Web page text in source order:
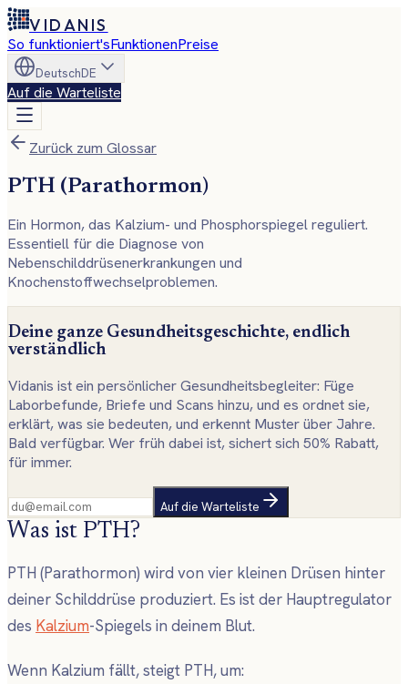
VIDANIS
So funktioniert'sFunktionenPreise
DeutschDE
Auf die Warteliste
Zurück zum Glossar
PTH (Parathormon)
Ein Hormon, das Kalzium- und Phosphorspiegel reguliert.
Essentiell für die Diagnose von
Nebenschilddrüsenerkrankungen und
Knochenstoffwechselproblemen.
Deine ganze Gesundheitsgeschichte, endlich
verständlich
Vidanis ist ein persönlicher Gesundheitsbegleiter: Füge
Laborbefunde, Briefe und Scans hinzu, und es ordnet sie,
erklärt, was sie bedeuten, und erkennt Muster über Jahre.
Bald verfügbar. Wer früh dabei ist, sichert sich 50% Rabatt,
für immer.
Auf die Warteliste
Was ist PTH?
PTH (Parathormon) wird von vier kleinen Drüsen hinter
deiner Schilddrüse produziert. Es ist der Hauptregulator
des Kalzium-Spiegels in deinem Blut.
Wenn Kalzium fällt, steigt PTH, um: